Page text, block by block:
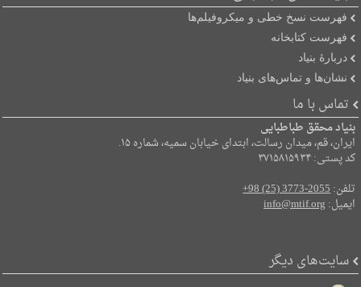
فهرست نسخ خطی و میکروفیلم‌ها
فهرست کتابخانه
دربارۀ بنیاد
نشان‌ها و تماس‌های بنیاد
تماس با ما
بنیاد محقق طباطبایی
ایران، قم، میدان رسالت، ابتدای خیابان سمیه، شماره ۱۵.
کد پستی: ۳۷۱۵۸۱۵۹۳۴
تلفن:+98 (25) 3773-2055
ایمیل:info@mtif.org
سایت‌های دیگر